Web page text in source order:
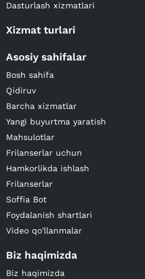
Dasturlash xizmatlari
Xizmat turlari
Asosiy sahifalar
Bosh sahifa
Qidiruv
Barcha xizmatlar
Yangi buyurtma yaratish
Mahsulotlar
Frilanserlar uchun
Hamkorlikda ishlash
Frilanserlar
Soffia Bot
Foydalanish shartlari
Video qo'llanmalar
Biz haqimizda
Biz haqimizda